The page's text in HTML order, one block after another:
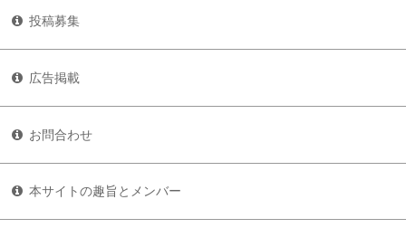
投稿募集
広告掲載
お問合わせ
本サイトの趣旨とメンバー